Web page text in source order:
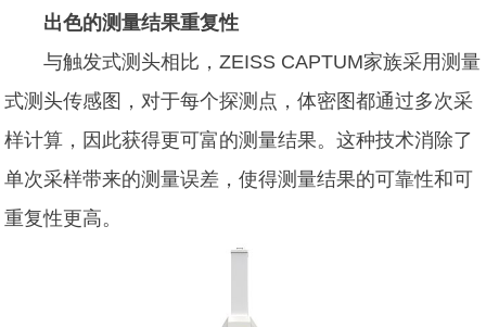
出色的测量结果重复性
与触发式测头相比，ZEISS CAPTUM家族采用测量
式测头传感图，对于每个探测点，体密图都通过多次采
样计算，因此获得更可富的测量结果。这种技术消除了
单次采样带来的测量误差，使得测量结果的可靠性和可
重复性更高。